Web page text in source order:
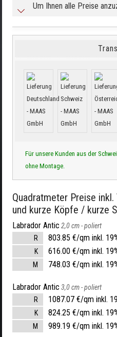
Um Ihnen alle Preise
Für unsere Kunden aus der
ohne Montage.
Quadratmeter Preise
und kurze Köpfe / kurze
Labrador Antic 2,0 cm -poliert
R
803.85 €/qm inkl.
K 616.00 €/qm inkl.
M 748.03 €/qm inkl.
Labrador Antic 3,0 cm -poliert
R
1087.07 €/qm inkl.
K 824.25 €/qm inkl.
M 989.19 €/qm inkl.